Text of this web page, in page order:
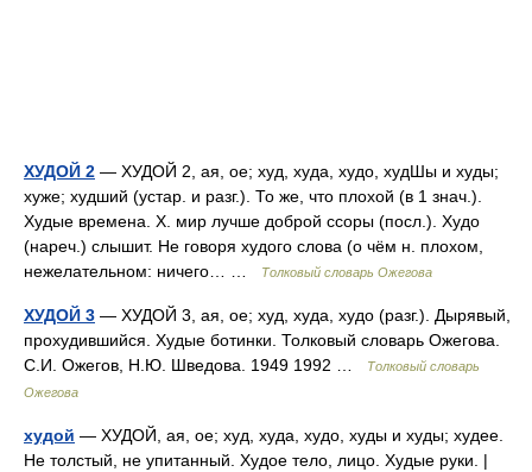
ХУДОЙ 2 — ХУДОЙ 2, ая, ое; худ, худа, худо, худШы и худы;
хуже; худший (устар. и разг.). То же, что плохой (в 1 знач.).
Худые времена. Х. мир лучше доброй ссоры (посл.). Худо
(нареч.) слышит. Не говоря худого слова (о чём н. плохом,
нежелательном: ничего… …
Толковый словарь Ожегова
ХУДОЙ 3 — ХУДОЙ 3, ая, ое; худ, худа, худо (разг.). Дырявый,
прохудившийся. Худые ботинки. Толковый словарь Ожегова.
С.И. Ожегов, Н.Ю. Шведова. 1949 1992 …
Толковый словарь
Ожегова
худой — ХУДОЙ, ая, ое; худ, худа, худо, худы и худы; худее.
Не толстый, не упитанный. Худое тело, лицо. Худые руки. |